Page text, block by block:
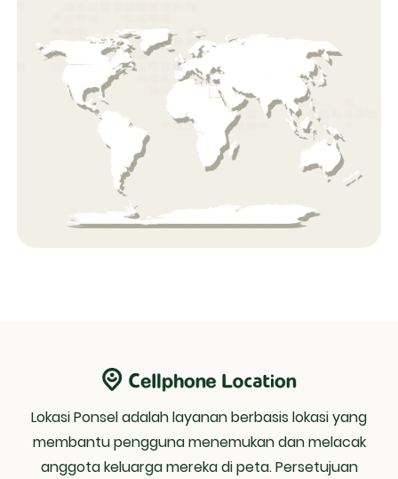
Lokasi Ponsel adalah layanan berbasis lokasi yang
membantu pengguna menemukan dan melacak
anggota keluarga mereka di peta. Persetujuan